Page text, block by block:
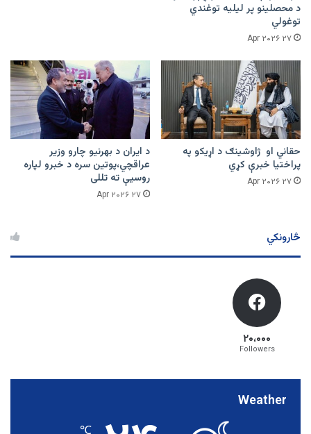
د محصلینو پر لیلیه توغندي
توغولي
۲۷ Apr ۲۰۲۶
حقاني او ژاوشینګ د اړیکو په
پراختیا خبرې کړي
۲۷ Apr ۲۰۲۶
د ایران د بهرنیو چارو وزیر
عراقچي،پوتین سره د خبرو لپاره
روسیې ته تللی
۲۷ Apr ۲۰۲۶
څارونکي
۲۰،۰۰۰
Followers
Weather